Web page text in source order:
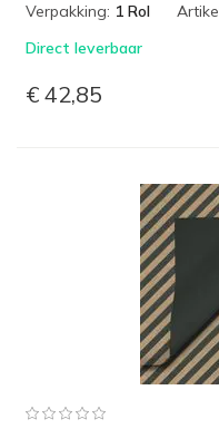
Verpakking: 1 Rol
Direct leverbaar
€ 42,85